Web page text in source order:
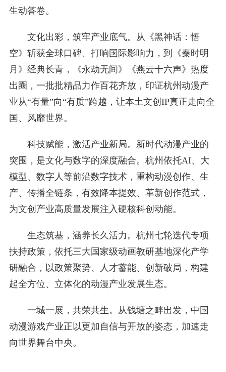
生动答卷。
文化出彩，筑牢产业底气。从《黑神话：悟
空》斩获全球口碑、打响国际影响力，到《秦时明
月》经典长青，《永劫无间》《燕云十六声》热度
出圈，一批批精品力作百花齐放，印证杭州动漫产
业从“有量”向“有质”跨越，让本土文创IP真正走向全
国、风靡世界。
科技赋能，激活产业新局。新时代动漫产业的
突围，是文化与数字的深度融合。杭州依托AI、大
模型、数字人等前沿数字技术，重构动漫创作、生
产、传播全链条，有效降本提效、革新创作范式，
为文创产业高质量发展注入硬核科创动能。
生态筑基，涵养长久活力。杭州七轮迭代专项
扶持政策，依托三大国家级动画教研基地深化产学
研融合，以政策聚势、人才蓄能、创新破局，构建
起全方位、立体化的动漫产业发展生态。
一城一展，共荣共生。从钱塘之畔出发，中国
动漫游戏产业正以更加自信与开放的姿态，加速走
向世界舞台中央。